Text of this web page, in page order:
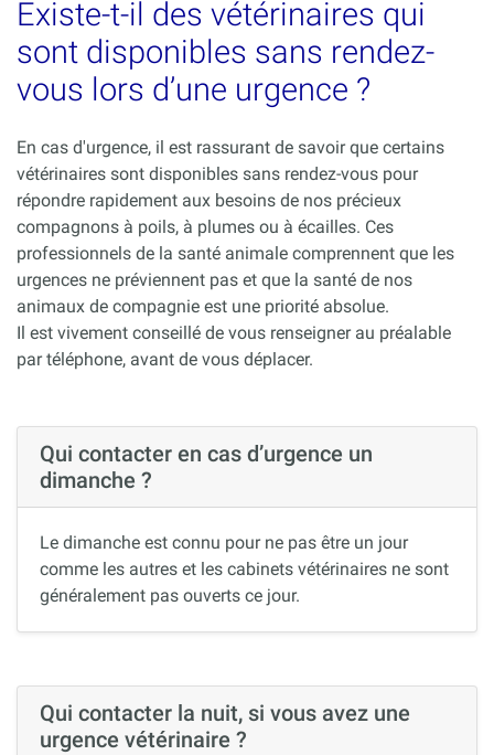
Existe-t-il des vétérinaires qui
sont disponibles sans rendez-
vous lors d’une urgence ?
En cas d'urgence, il est rassurant de savoir que certains
vétérinaires sont disponibles sans rendez-vous pour
répondre rapidement aux besoins de nos précieux
compagnons à poils, à plumes ou à écailles. Ces
professionnels de la santé animale comprennent que les
urgences ne préviennent pas et que la santé de nos
animaux de compagnie est une priorité absolue.
Il est vivement conseillé de vous renseigner au préalable
par téléphone, avant de vous déplacer.
Qui contacter en cas d’urgence un
dimanche ?
Le dimanche est connu pour ne pas être un jour
comme les autres et les cabinets vétérinaires ne sont
généralement pas ouverts ce jour.
Qui contacter la nuit, si vous avez une
urgence vétérinaire ?